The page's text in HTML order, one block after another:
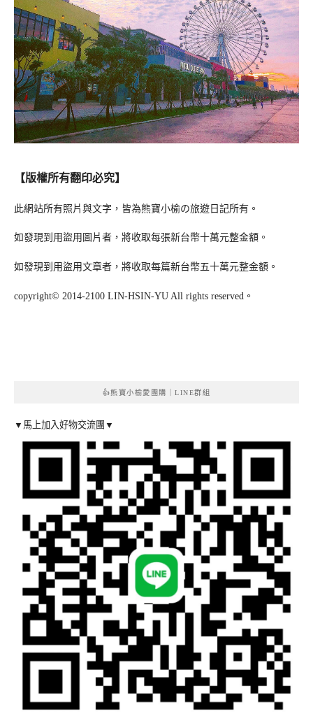
【版權所有翻印必究】
此網站所有照片與文字，皆為熊寶小榆の旅遊日記所有。
如發現到用盜用圖片者，將收取每張新台幣十萬元整金額。
如發現到用盜用文章者，將收取每篇新台幣五十萬元整金額。
copyright© 2014-2100 LIN-HSIN-YU All rights reserved。
👍熊寶小榆愛團購｜LINE群組
▼馬上加入好物交流團▼